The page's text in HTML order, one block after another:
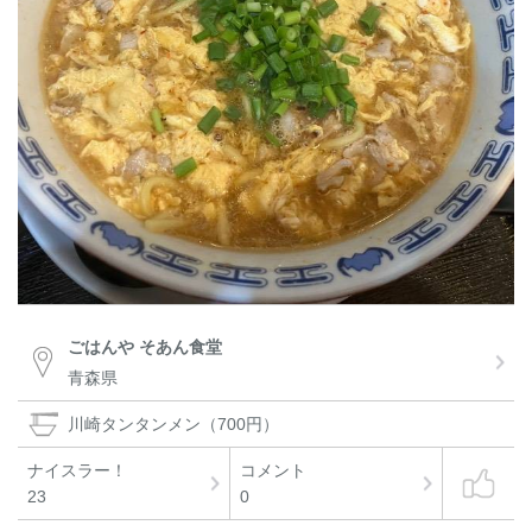
ごはんや そあん食堂
青森県
川崎タンタンメン（700円）
ナイスラー！
23
コメント
0